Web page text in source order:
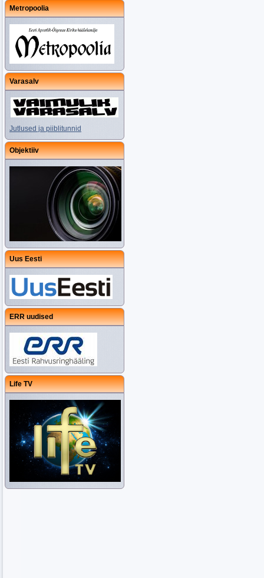
Metropoolia
Varasalv
Jutlused ja piiblitunnid
Objektiiv
Uus Eesti
ERR uudised
Life TV